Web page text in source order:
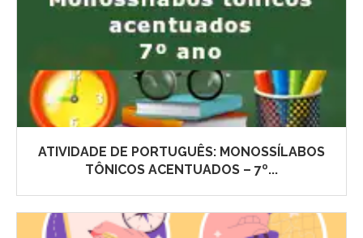
ATIVIDADE DE PORTUGUÊS: MONOSSÍLABOS
TÔNICOS ACENTUADOS – 7º...